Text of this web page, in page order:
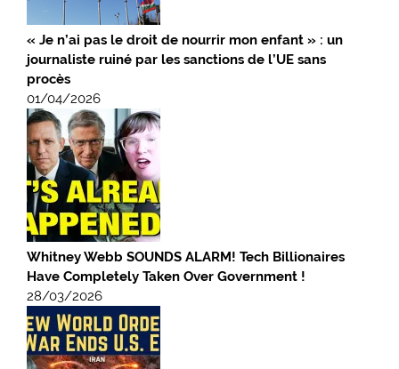
« Je n’ai pas le droit de nourrir mon enfant » : un
journaliste ruiné par les sanctions de l’UE sans
procès
01/04/2026
Whitney Webb SOUNDS ALARM! Tech Billionaires
Have Completely Taken Over Government !
28/03/2026